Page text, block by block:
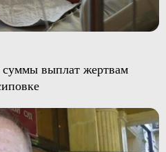
суммы выплат жертвам